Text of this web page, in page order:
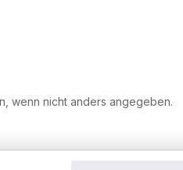
wenn nicht anders angegeben.